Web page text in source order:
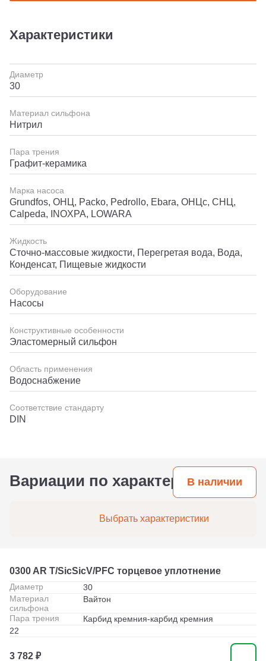
Характеристики
Диаметр
30
Материал сильфона
Нитрил
Пара трения
Графит-керамика
Марка насоса
Grundfos, ОНЦ, Packo, Pedrollo, Ebara, ОНЦс, СНЦ,
Calpeda, INOXPA, LOWARA
Жидкость
Сточно-массовые жидкости, Перегретая вода, Вода,
Конденсат, Пищевые жидкости
Оборудование
Насосы
Конструктивные особенности
Эластомерный сильфон
Область применения
Водоснабжение
Соответствие стандарту
DIN
Вариации по характеристикам
В наличии
Выбрать характеристики
0300 AR T/SicSicV/PFC торцевое уплотнение
Диаметр
30
Материал
сильфона
Вайтон
Пара трения
Карбид кремния-карбид кремния
22
3 782 ₽